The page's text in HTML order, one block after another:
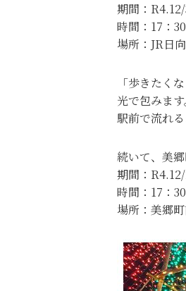
期間：
時間：17：
場所：JR日
「歩きたく
光で包みま
駅前で流れ
続いて、美
期間：
時間：17：
場所：美郷